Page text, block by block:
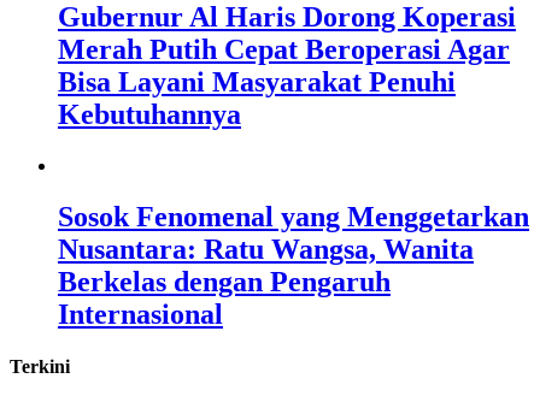
Gubernur Al Haris Dorong Koperasi
Merah Putih Cepat Beroperasi Agar
Bisa Layani Masyarakat Penuhi
Kebutuhannya
Sosok Fenomenal yang Menggetarkan
Nusantara: Ratu Wangsa, Wanita
Berkelas dengan Pengaruh
Internasional
Terkini